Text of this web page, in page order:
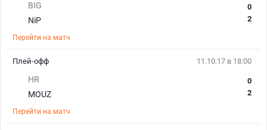
BIG
NiP
0
2
Перейти на матч
11.10.17 в 18:00
HR
MOUZ
0
2
Перейти на матч
Плей-офф